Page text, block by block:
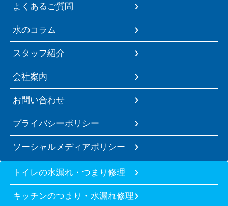
よくあるご質問
水のコラム
スタッフ紹介
会社案内
お問い合わせ
プライバシーポリシー
ソーシャルメディアポリシー
トイレの水漏れ・つまり修理
キッチンのつまり・水漏れ修理